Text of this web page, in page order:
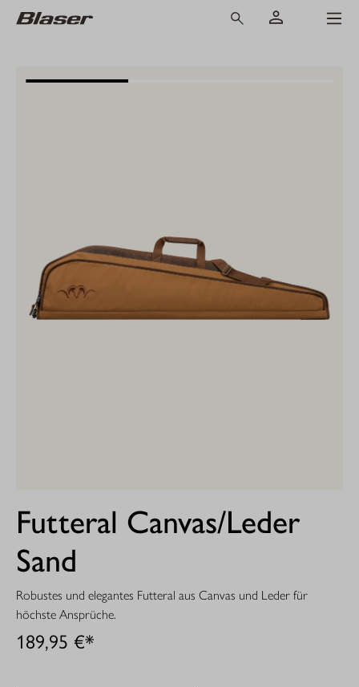
Futteral Canvas/Leder
Sand
Robustes und elegantes Futteral aus Canvas und Leder für
höchste Ansprüche.
189,95 €*